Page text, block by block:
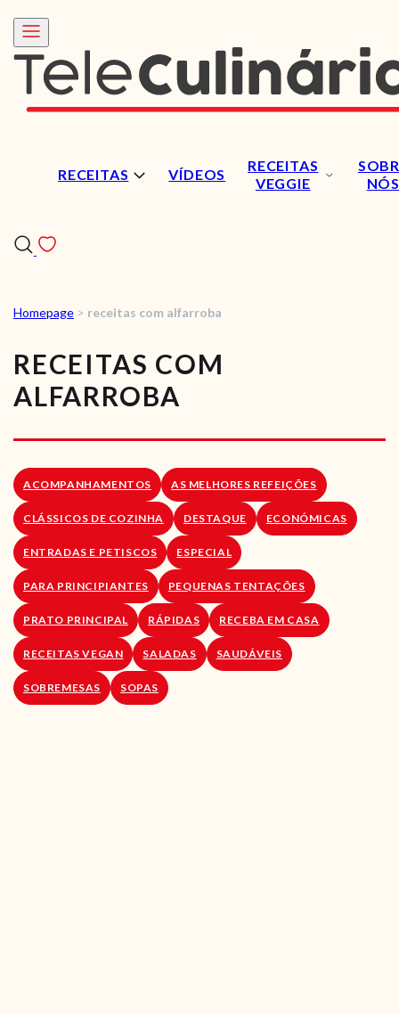
RECEITAS VÍDEOS
RECEITAS
VEGGIE
NÓS
RECEITAS
VÍDEOS
RECEITAS VEGGIE
LOJA ONLINE
BLOG
Homepage > receitas com alfarroba
RECEITAS COM
ALFARROBA
ACOMPANHAMENTOS AS MELHORES REFEIÇÕES
CLÁSSICOS DE COZINHA DESTAQUE ECONÓMICAS
ENTRADAS E PETISCOS ESPECIAL
PARA PRINCIPIANTES PEQUENAS TENTAÇÕES
PRATO PRINCIPAL RÁPIDAS RECEBA EM CASA
RECEITAS VEGAN SALADAS SAUDÁVEIS
SOBREMESAS SOPAS